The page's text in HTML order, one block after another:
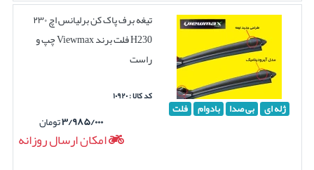
ژله ای بی صدا بادوام فلت
تیغه برف پاک کن برلیانس اچ ۲۳۰
H230 فلت برند Viewmax چپ و
راست
کد کالا : ۱۰۹۲۰
۳/۹۸۵/۰۰۰تومان
امکان ارسال روزانه